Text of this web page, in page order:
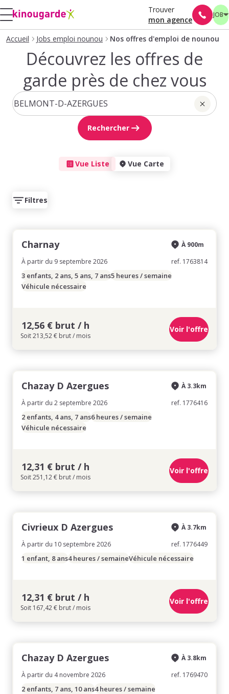
Trouver
mon agence
JOB
Accueil Jobs emploi nounou Nos offres d'emploi de nounou
Découvrez les offres de
garde près de chez vous
Rechercher
Vue Liste Vue Carte
Filtres
Charnay
À partir du 9 septembre 2026
À 900m
ref. 1763814
3 enfants, 2 ans, 5 ans, 7 ans5 heures / semaine
Véhicule nécessaire
12,56 € brut / h
Soit 213,52 € brut / mois
Voir l'offre
Chazay D Azergues
À partir du 2 septembre 2026
À 3.3km
ref. 1776416
2 enfants, 4 ans, 7 ans6 heures / semaine
Véhicule nécessaire
12,31 € brut / h
Soit 251,12 € brut / mois
Voir l'offre
Civrieux D Azergues
À partir du 10 septembre 2026
À 3.7km
ref. 1776449
1 enfant, 8 ans4 heures / semaineVéhicule nécessaire
12,31 € brut / h
Soit 167,42 € brut / mois
Voir l'offre
Chazay D Azergues
À partir du 4 novembre 2026
À 3.8km
ref. 1769470
2 enfants, 7 ans, 10 ans4 heures / semaine